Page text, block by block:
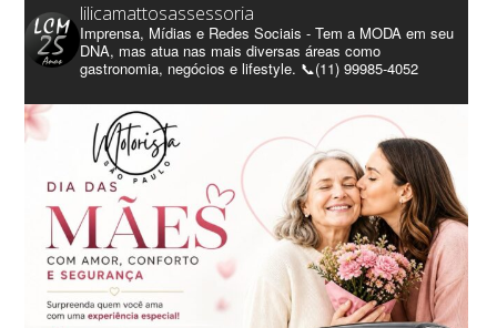
lilicamattosassessoria
Imprensa, Mídias e Redes Sociais - Tem a MODA em seu
DNA, mas atua nas mais diversas áreas como
gastronomia, negócios e lifestyle. 📞(11) 99985-4052